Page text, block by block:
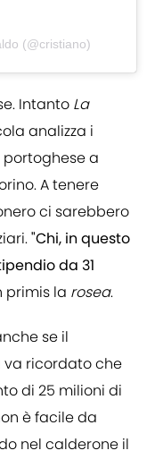
(@cristiano)
Intanto La
analizza i
a
A tenere
ci sarebbero
"Chi, in questo
da 31
primis la rosea.
se il
va ricordato che
di 25 milioni di
è facile da
nel calderone il